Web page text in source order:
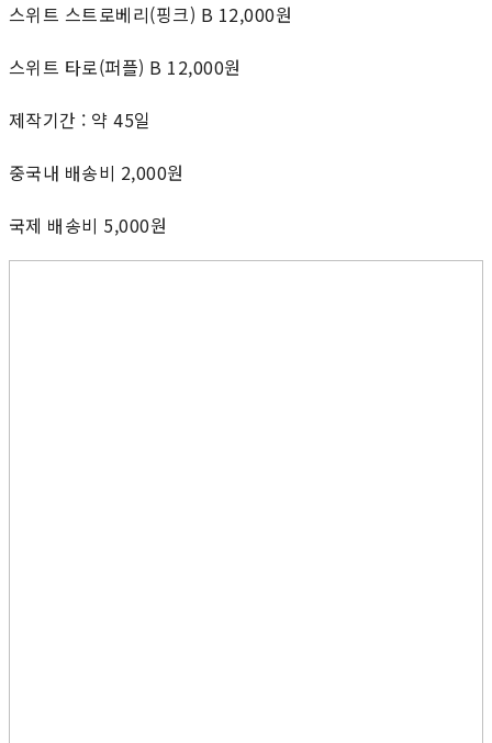
스위트 스트로베리(핑크) B 12,000원
스위트 타로(퍼플) B 12,000원
제작기간 : 약 45일
중국내 배송비 2,000원
국제 배송비 5,000원